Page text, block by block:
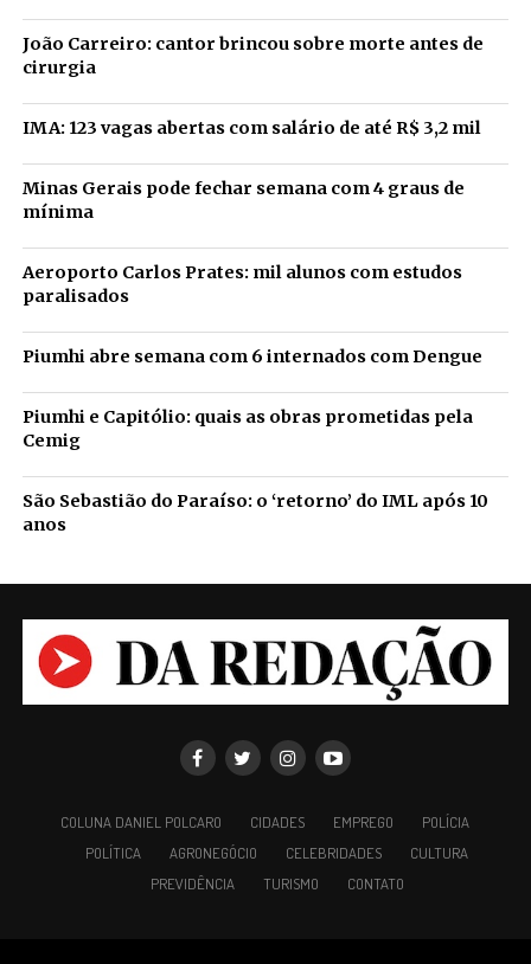
João Carreiro: cantor brincou sobre morte antes de
cirurgia
IMA: 123 vagas abertas com salário de até R$ 3,2 mil
Minas Gerais pode fechar semana com 4 graus de
mínima
Aeroporto Carlos Prates: mil alunos com estudos
paralisados
Piumhi abre semana com 6 internados com Dengue
Piumhi e Capitólio: quais as obras prometidas pela
Cemig
São Sebastião do Paraíso: o ‘retorno’ do IML após 10
anos
COLUNA DANIEL POLCARO CIDADES EMPREGO
POLÍCIA
POLÍTICA
AGRONEGÓCIO CELEBRIDADES
CULTURA
PREVIDÊNCIA
TURISMO CONTATO